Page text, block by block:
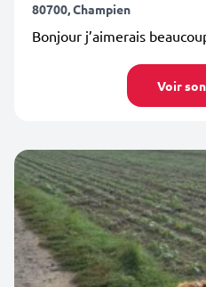
80700, Champien
Bonjour j’aimerais
Voir